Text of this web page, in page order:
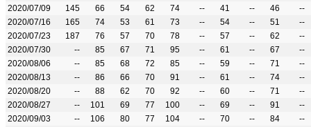
2020/07/09
145 66 54 62 74 -- 41 -- 46
--
2020/07/16
165 74 53 61 73 -- 54 -- 51
--
2020/07/23
187 76 57 70 78 -- 57 -- 62
--
2020/07/30
-- 85 67 71 95 -- 61 -- 67
--
2020/08/06
-- 85 68 72 85 -- 59 -- 71
--
2020/08/13
-- 86 66 70 91 -- 61 -- 74
--
2020/08/20
-- 88 62 70 92 -- 60 -- 71
--
2020/08/27
-- 101 69 77 100 -- 69 -- 91
--
2020/09/03
-- 106 80 77 104 -- 70 -- 84
--